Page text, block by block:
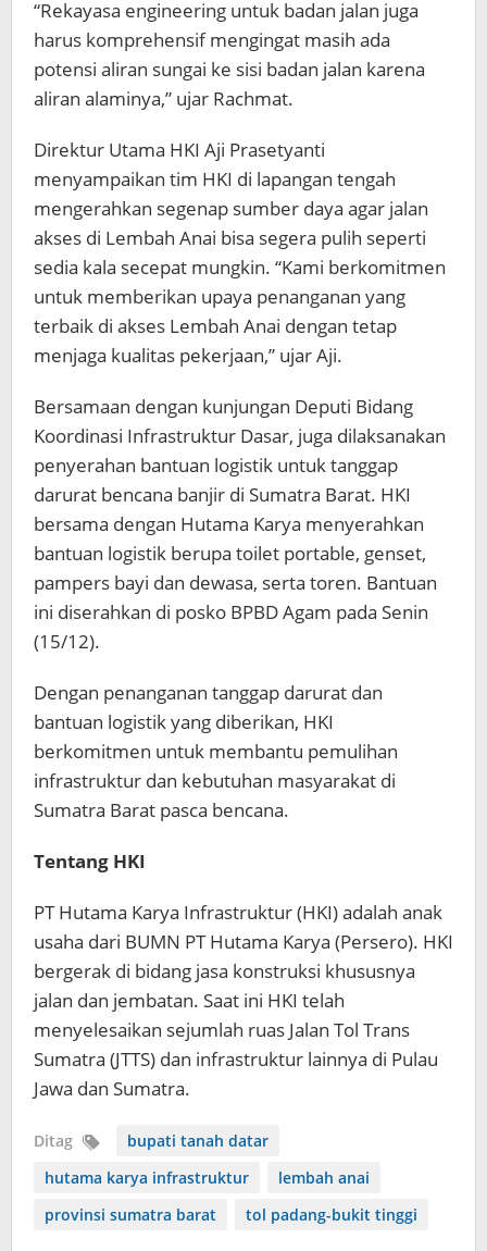
“Rekayasa engineering untuk badan jalan juga
harus komprehensif mengingat masih ada
potensi aliran sungai ke sisi badan jalan karena
aliran alaminya,” ujar Rachmat.
Direktur Utama HKI Aji Prasetyanti
menyampaikan tim HKI di lapangan tengah
mengerahkan segenap sumber daya agar jalan
akses di Lembah Anai bisa segera pulih seperti
sedia kala secepat mungkin. “Kami berkomitmen
untuk memberikan upaya penanganan yang
terbaik di akses Lembah Anai dengan tetap
menjaga kualitas pekerjaan,” ujar Aji.
Bersamaan dengan kunjungan Deputi Bidang
Koordinasi Infrastruktur Dasar, juga dilaksanakan
penyerahan bantuan logistik untuk tanggap
darurat bencana banjir di Sumatra Barat. HKI
bersama dengan Hutama Karya menyerahkan
bantuan logistik berupa toilet portable, genset,
pampers bayi dan dewasa, serta toren. Bantuan
ini diserahkan di posko BPBD Agam pada Senin
(15/12).
Dengan penanganan tanggap darurat dan
bantuan logistik yang diberikan, HKI
berkomitmen untuk membantu pemulihan
infrastruktur dan kebutuhan masyarakat di
Sumatra Barat pasca bencana.
Tentang HKI
PT Hutama Karya Infrastruktur (HKI) adalah anak
usaha dari BUMN PT Hutama Karya (Persero). HKI
bergerak di bidang jasa konstruksi khususnya
jalan dan jembatan. Saat ini HKI telah
menyelesaikan sejumlah ruas Jalan Tol Trans
Sumatra (JTTS) dan infrastruktur lainnya di Pulau
Jawa dan Sumatra.
Ditag
bupati tanah datar
hutama karya infrastruktur
lembah anai
provinsi sumatra barat
tol padang-bukit tinggi